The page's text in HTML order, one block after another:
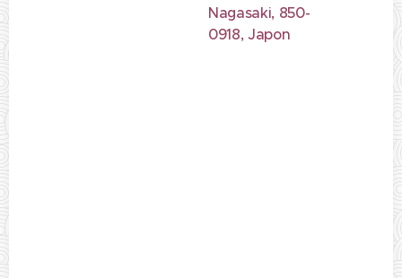
Nagasaki, 850-
0918, Japon